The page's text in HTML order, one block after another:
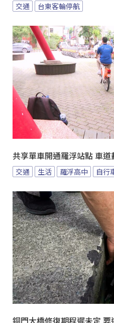
交通 台東客輪停航
共享單車開通羅浮站點 車道
交通 生活 羅浮高中 自行